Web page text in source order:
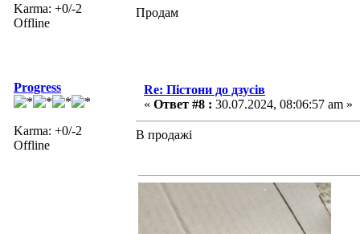
Karma: +0/-2
Offline
Продам
Progress
Karma: +0/-2
Offline
Re: Пістони до дзусів
« Ответ #8 : 30.07.2024, 08:06:57 am »
В продажі